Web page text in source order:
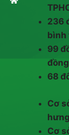
236
bình
99
68
Cơ
Cơ